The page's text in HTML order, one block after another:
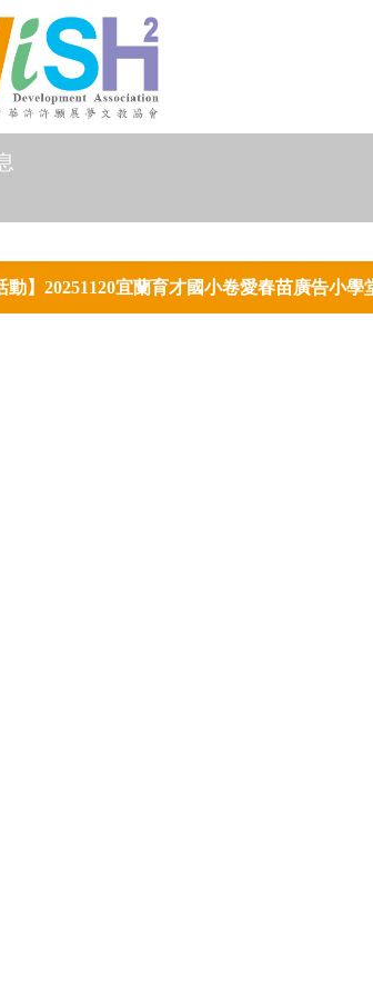
動】20251120宜蘭育才國小卷愛春苗廣告小學